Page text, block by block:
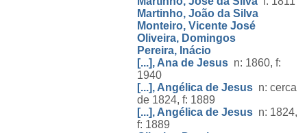
Martinho, João da Silva
Monteiro, Vicente José
Oliveira, Domingos
Pereira, Inácio
[...], Ana de Jesus n: 1860, f:
1940
[...], Angélica de Jesus n: cerca
de 1824, f: 1889
[...], Angélica de Jesus n: 1824,
f: 1889